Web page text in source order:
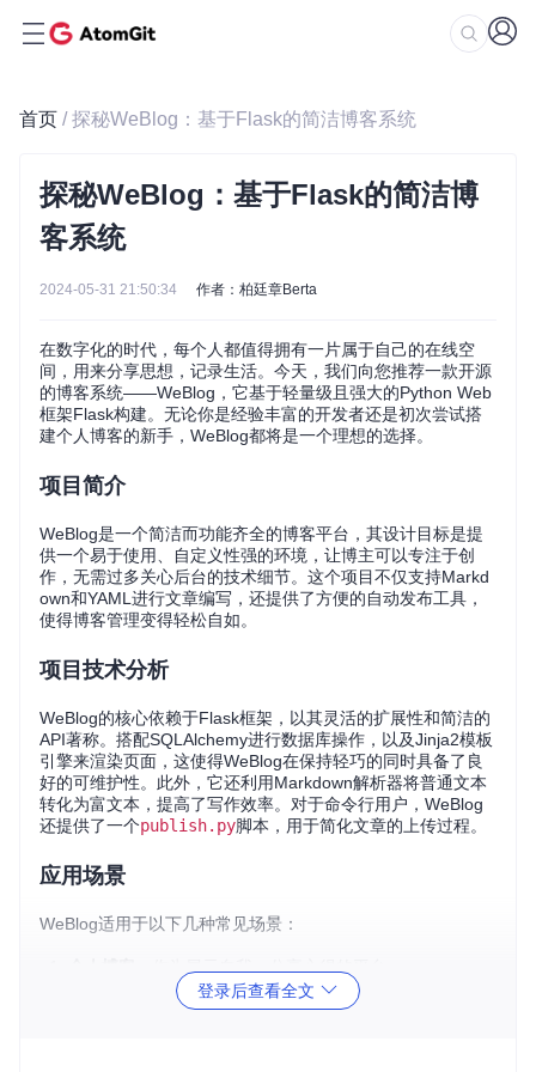
首页 / 探秘WeBlog：基于Flask的简洁博客系统
探秘WeBlog：基于Flask的简洁博
客系统
2024-05-31 21:50:34 作者：柏廷章Berta
在数字化的时代，每个人都值得拥有一片属于自己的在线空
间，用来分享思想，记录生活。今天，我们向您推荐一款开源
的博客系统——WeBlog，它基于轻量级且强大的Python Web
框架Flask构建。无论你是经验丰富的开发者还是初次尝试搭
建个人博客的新手，WeBlog都将是一个理想的选择。
项目简介
WeBlog是一个简洁而功能齐全的博客平台，其设计目标是提
供一个易于使用、自定义性强的环境，让博主可以专注于创
作，无需过多关心后台的技术细节。这个项目不仅支持Markd
own和YAML进行文章编写，还提供了方便的自动发布工具，
使得博客管理变得轻松自如。
项目技术分析
WeBlog的核心依赖于Flask框架，以其灵活的扩展性和简洁的
API著称。搭配SQLAlchemy进行数据库操作，以及Jinja2模板
引擎来渲染页面，这使得WeBlog在保持轻巧的同时具备了良
好的可维护性。此外，它还利用Markdown解析器将普通文本
转化为富文本，提高了写作效率。对于命令行用户，WeBlog
还提供了一个publish.py脚本，用于简化文章的上传过程。
应用场景
WeBlog适用于以下几种常见场景：
：团队成员可以发布项目进展和技术分享。
：教师发布教学资料，学生进行学习交流。
登录后查看全文